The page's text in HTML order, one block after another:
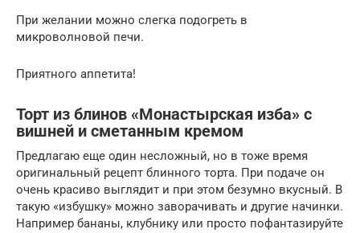
При желании можно слегка подогреть в
микроволновой печи.
Приятного аппетита!
Торт из блинов «Монастырская изба» с
вишней и сметанным кремом
Предлагаю еще один несложный, но в тоже время
оригинальный рецепт блинного торта. При подаче он
очень красиво выглядит и при этом безумно вкусный. В
такую «избушку» можно заворачивать и другие начинки.
Например бананы, клубнику или просто пофантазируйте